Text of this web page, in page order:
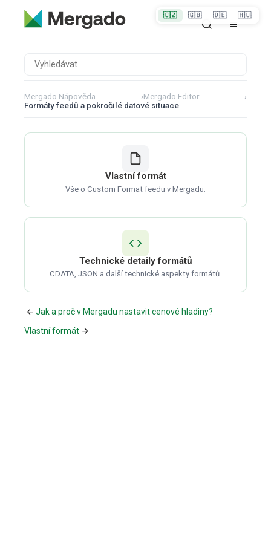
Mergado Nápověda ›Mergado Editor
›
Formáty feedů a pokročilé datové situace
Vlastní formát
Vše o Custom Format feedu v Mergadu.
Technické detaily formátů
CDATA, JSON a další technické aspekty formátů.
Jak a proč v Mergadu nastavit cenové hladiny?
Vlastní formát
🇨🇿 🇬🇧 🇩🇪 🇭🇺